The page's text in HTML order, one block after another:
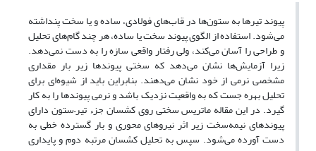
پیوند تیرها به ستون‌ها در قاب‌های فولادی، ساده و یا سخت پنداشته
می‌شود. استفاده از الگوی پیوند سخت یا ساده، هر چند گام‌های تحلیل
و طراحی را آسان می‌کند، ولی رفتار واقعی سازه را به دست نمی‌دهد.
زیرا آزمایش‌ها نشان می‌دهد که سختی پیوندها زیر بار مقداری
مشخصی نرمی از خود نشان می‌دهند. بنابراین باید از شیوه‌ای برای
تحلیل بهره جست که به واقعیت نزدیک باشد و نرمی پیوندها را به کار
گیرد. در این مقاله ماتریس سختی روی کشسان جزء تیر–ستون دارای
پیوندهای نیمه‌سخت زیر اثر نیروهای محوری و بار گسترده خطی به
دست آورده می‌شود. سپس به تحلیل کشسان مرتبه دوم و پایداری